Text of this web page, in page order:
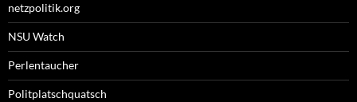
netzpolitik.org
NSU Watch
Perlentaucher
Politplatschquatsch